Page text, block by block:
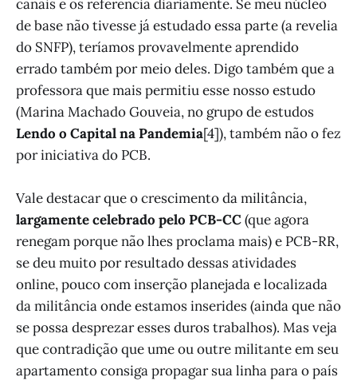
canais e os referencia diariamente. Se meu núcleo
de base não tivesse já estudado essa parte (a revelia
do SNFP), teríamos provavelmente aprendido
errado também por meio deles. Digo também que a
professora que mais permitiu esse nosso estudo
(Marina Machado Gouveia, no grupo de estudos
Lendo o Capital na Pandemia[4]), também não o fez
por iniciativa do PCB.
Vale destacar que o crescimento da militância,
largamente celebrado pelo PCB-CC(que agora
renegam porque não lhes proclama mais) e PCB-RR,
se deu muito por resultado dessas atividades
online, pouco com inserção planejada e localizada
da militância onde estamos inserides (ainda que não
se possa desprezar esses duros trabalhos). Mas veja
que contradição que ume ou outre militante em seu
apartamento consiga propagar sua linha para o país